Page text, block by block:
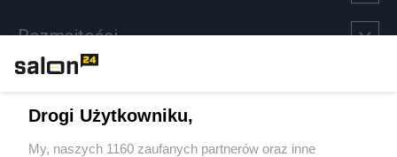
Rozmaitości
Sport
Drogi Użytkowniku,
My, naszych 1160 zaufanych partnerów oraz inne